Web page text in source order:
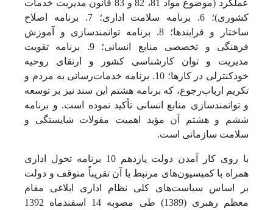
عملکرد (موضوع مواد ‌81، ‌82 و ‌83 قانون مدیریت خدمات
کشوری)؛ 6. برنامه سلامت اداری؛ 7. برنامه اصلاح
ساختار و فرایندها؛ 8. برنامه توانمندسازی و آموزش
فرهنگی و تخصصی منابع انسانی؛ 9. برنامه تقویت
مدیریت و توان کارشناسی کشور و ارتقای روحیه
خودکنترلی در کارها؛ 10. برنامه خدمات‌رسانی به مردم و
تکریم ارباب‌رجوع، که برنامه هشتم این سند نیز بر توسعه
و توانمندسازی منابع انسانی تأکید نموده است. و برنامه
ششم و هشتم آن مؤید اهمیت مقولات شایستگی و
سلامت سازمانی است.
با روی کار آمدن دولت یازدهم 10 برنامه تحول اداری
همراه با کمیسیون‌های مرتبط با آن تقریباً متوقف و دولت
بر اساس سیاست‌های کلی نظام اداری ابلاغی مقام
معظم رهبری (1389) طی مصوبه 14 اسفندماه 1392